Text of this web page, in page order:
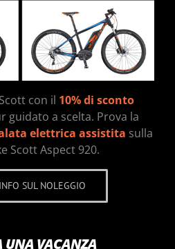
con il 10% di sconto
guidato a scelta. Prova la
elettrica assistita sulla
Scott Aspect 920.
SUL NOLEGGIO
UNA VACANZA